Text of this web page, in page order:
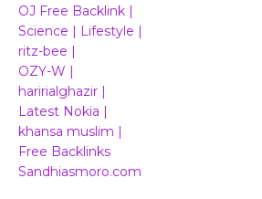
OJ Free Backlink |
Science | Lifestyle |
ritz-bee |
OZY-W |
haririalghazir |
Latest Nokia |
khansa muslim |
Free Backlinks
Sandhiasmoro.com